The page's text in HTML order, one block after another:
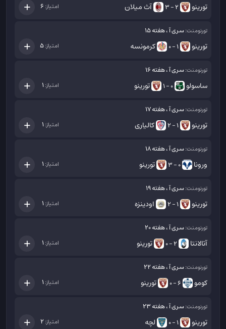
تورینو 2 - 3 آث میلان امتیاز: 6
تورنومنت:سری آ ، هفته 15
تورینو 1 - 0 کرمونسه امتیاز:5
تورنومنت:سری آ ، هفته 16
ساسولو 0 - 1 تورینو امتیاز:1
تورنومنت:سری آ ، هفته 17
تورینو 1 - 2 کالیاری امتیاز:1
تورنومنت:سری آ ، هفته 18
ورونا 0 - 3 تورینو امتیاز:1
تورنومنت:سری آ ، هفته 19
تورینو 1 - 2 اودینزه امتیاز:1
تورنومنت:سری آ ، هفته 20
آتالانتا 2 - 0 تورینو امتیاز:1
تورنومنت:سری آ ، هفته 22
کومو 6 - 0 تورینو امتیاز:1
تورنومنت:سری آ ، هفته 23
تورینو 1 - 0 لچه امتیاز: 2